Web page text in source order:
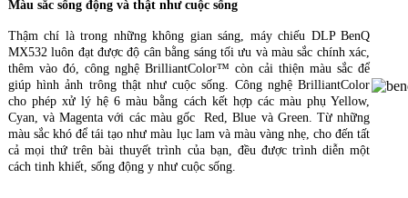
Màu sắc sống động và thật như cuộc sống
Thậm chí là trong những không gian sáng, máy chiếu DLP BenQ
MX532 luôn đạt được độ cân bằng sáng tối ưu và màu sắc chính xác,
thêm vào đó, công nghệ BrilliantColor™ còn cải thiện màu sắc để
giúp hình ảnh trông thật như cuộc sống. Công nghệ BrilliantColor
cho phép xử lý hệ 6 màu bằng cách kết hợp các màu phụ Yellow,
Cyan, và Magenta với các màu gốc Red, Blue và Green. Từ những
màu sắc khó để tái tạo như màu lục lam và màu vàng nhẹ, cho đến tất
cả mọi thứ trên bài thuyết trình của bạn, đều được trình diễn một
cách tinh khiết, sống động y như cuộc sống.